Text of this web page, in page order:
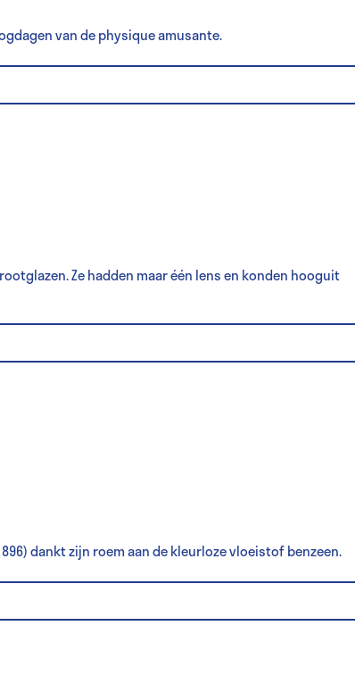
van de physique amusante.
Ze hadden maar één lens en konden hooguit
dankt zijn roem aan de kleurloze vloeistof benzeen.